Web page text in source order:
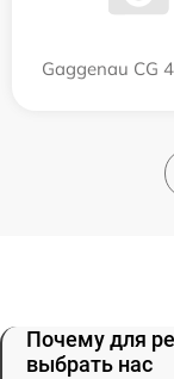
Gaggenau CG
Почему для
выбрать нас